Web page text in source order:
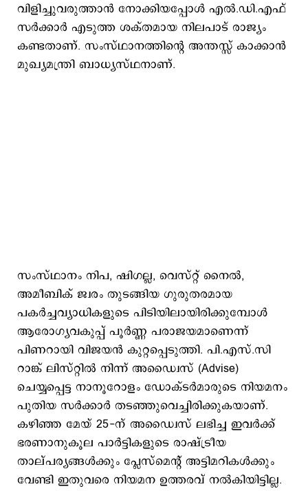
വിളിച്ചുവരുത്താൻ നോക്കിയപ്പോൾ എൽ.ഡി.എഫ്
സർക്കാർ എടുത്ത ശക്തമായ നിലപാട് രാജ്യം
കണ്ടതാണ്. സംസ്ഥാനത്തിന്റെ അന്തസ്സ് കാക്കാൻ
മുഖ്യമന്ത്രി ബാധ്യസ്ഥനാണ്.
സംസ്ഥാനം നിപ, ഷിഗല്ല, വെസ്റ്റ് നൈൽ,
അമീബിക് ജ്വരം തുടങ്ങിയ ഗുരുതരമായ
പകർച്ചവ്യാധികളുടെ പിടിയിലായിരിക്കുമ്പോൾ
ആരോഗ്യവകുപ്പ് പൂർണ്ണ പരാജയമാണെന്ന്
പിണറായി വിജയൻ കുറ്റപ്പെടുത്തി. പി.എസ്.സി
റാങ്ക് ലിസ്റ്റിൽ നിന്ന് അഡ്വൈസ് (Advise)
ചെയ്യപ്പെട്ട നാനൂറോളം ഡോക്ടർമാരുടെ നിയമനം
പുതിയ സർക്കാർ തടഞ്ഞുവെച്ചിരിക്കുകയാണ്.
കഴിഞ്ഞ മേയ് 25-ന് അഡ്വൈസ് ലഭിച്ച ഇവർക്ക്
ഭരണാനുകൂല പാർട്ടികളുടെ രാഷ്ട്രീയ
താല്പര്യങ്ങൾക്കും പ്ലേസ്‌മെന്റ് അട്ടിമറികൾക്കും
വേണ്ടി ഇതുവരെ നിയമന ഉത്തരവ് നൽകിയിട്ടില്ല.